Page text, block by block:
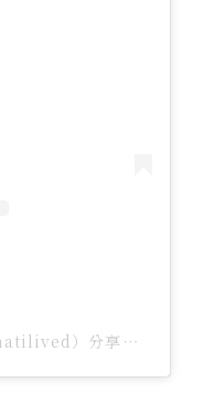
What I Lived 旅宿生活（@whatilived）分享的貼文